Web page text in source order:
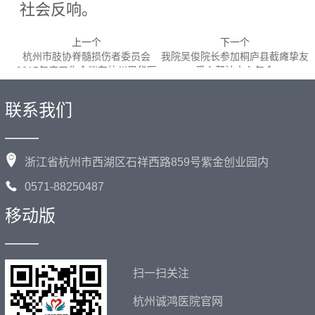
社会反响。
上一个
杭州市肢协脊髓损伤者委员会
2017年度工作会议在杭州恩华医
下一个
我院吴俊院长参加桐庐县截瘫挚友
爱心帮扶中心年会
联系我们
——
浙江省杭州市西湖区石祥西路859号紫金创业园内
0571-88250487
移动版
——
扫一扫关注
杭州诚鸿医院官网